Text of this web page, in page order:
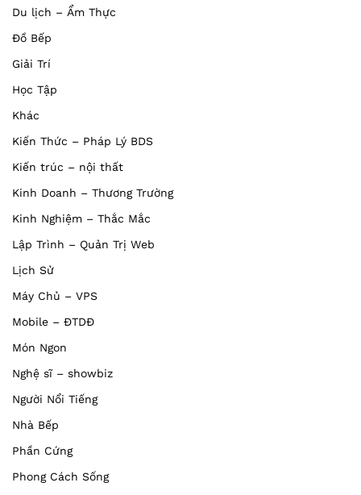
Du lịch – Ẩm Thực
Đồ Bếp
Giải Trí
Học Tập
Khác
Kiến Thức – Pháp Lý BDS
Kiến trúc – nội thất
Kinh Doanh – Thương Trường
Kinh Nghiệm – Thắc Mắc
Lập Trình – Quản Trị Web
Lịch Sử
Máy Chủ – VPS
Mobile – ĐTDĐ
Món Ngon
Nghệ sĩ – showbiz
Người Nổi Tiếng
Nhà Bếp
Phần Cứng
Phong Cách Sống